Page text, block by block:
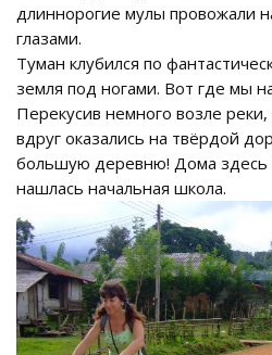
длиннорогие мулы провожали
глазами.
Туман клубился по
земля под ногами. Вот где мы
Перекусив немного возле
вдруг оказались на твёрдой
большую деревню! Дома
нашлась начальная школа.